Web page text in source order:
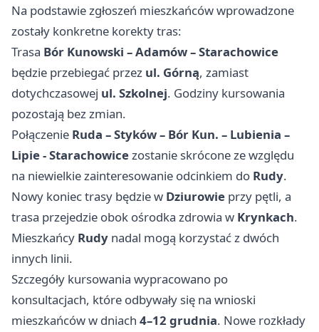
Na podstawie zgłoszeń mieszkańców wprowadzone
zostały konkretne korekty tras:
Trasa Bór Kunowski – Adamów – Starachowice
będzie przebiegać przez ul. Górną, zamiast
dotychczasowej ul. Szkolnej. Godziny kursowania
pozostają bez zmian.
Połączenie Ruda – Styków – Bór Kun. – Lubienia –
Lipie - Starachowicezostanie skrócone ze względu
na niewielkie zainteresowanie odcinkiem do Rudy.
Nowy koniec trasy będzie w Dziurowie przy pętli, a
trasa przejedzie obok ośrodka zdrowia w Krynkach.
Mieszkańcy Rudy nadal mogą korzystać z dwóch
innych linii.
Szczegóły kursowania wypracowano po
konsultacjach, które odbywały się na wnioski
mieszkańców w dniach 4–12 grudnia. Nowe rozkłady